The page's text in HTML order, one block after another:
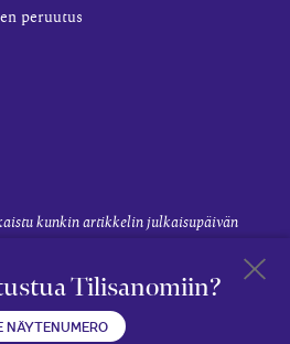
peruutus
kunkin artikkelin julkaisupäivän
Tilisanomiin?
NÄYTENUMERO